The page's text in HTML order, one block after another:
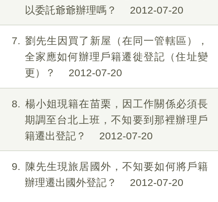
以委託爺爺辦理嗎？
2012-07-20
7
劉先生因買了新屋（在同一管轄區），
全家應如何辦理戶籍遷徙登記（住址變
更）？
2012-07-20
8
楊小姐現籍在苗栗，因工作關係必須長
期調至台北上班，不知要到那裡辦理戶
籍遷出登記？
2012-07-20
9
陳先生現旅居國外，不知要如何將戶籍
辦理遷出國外登記？
2012-07-20